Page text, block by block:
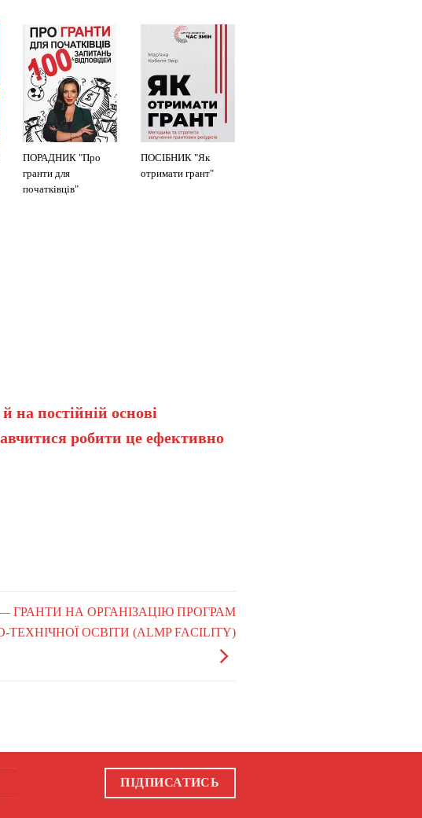
ПОРАДНИК "Про
гранти для
початківців"
ПОСІБНИК "Як
отримати грант"
на постійній основі
робити це ефективно
— ГРАНТИ НА ОРГАНІЗАЦІЮ ПРОГРАМ
ОСВІТИ (ALMP FACILITY)
ПІДПИСАТИСЬ